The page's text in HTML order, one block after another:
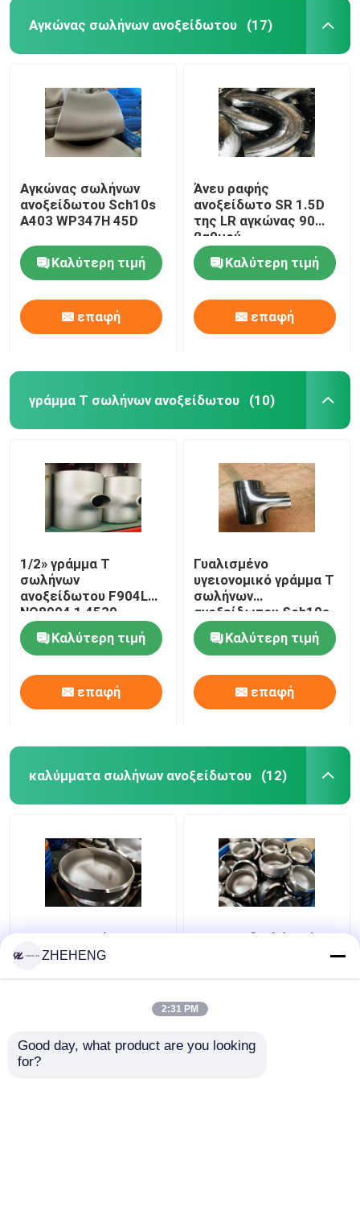
Αγκώνας σωλήνων ανοξείδωτου (17)
Αγκώνας σωλήνων
ανοξείδωτου Sch10s
A403 WP347H 45D
Καλύτερη τιμή
επαφή
Άνευ ραφής
ανοξείδωτο SR 1.5D
της LR αγκώνας 90
βαθμού
Καλύτερη τιμή
επαφή
γράμμα Τ σωλήνων ανοξείδωτου (10)
1/2» γράμμα Τ
σωλήνων
ανοξείδωτου F904L
NO8904 1,4539
Καλύτερη τιμή
επαφή
Γυαλισμένο
υγειονομικό γράμμα Τ
σωλήνων
ανοξείδωτου Sch10s
304L
Καλύτερη τιμή
επαφή
καλύμματα σωλήνων ανοξείδωτου (12)
Επεξεργασμένα
καλύμματα σωλήνων
WP904L διπλό κράμα
ZHEHENG
2:31 PM
Good day, what product are you looking
for?